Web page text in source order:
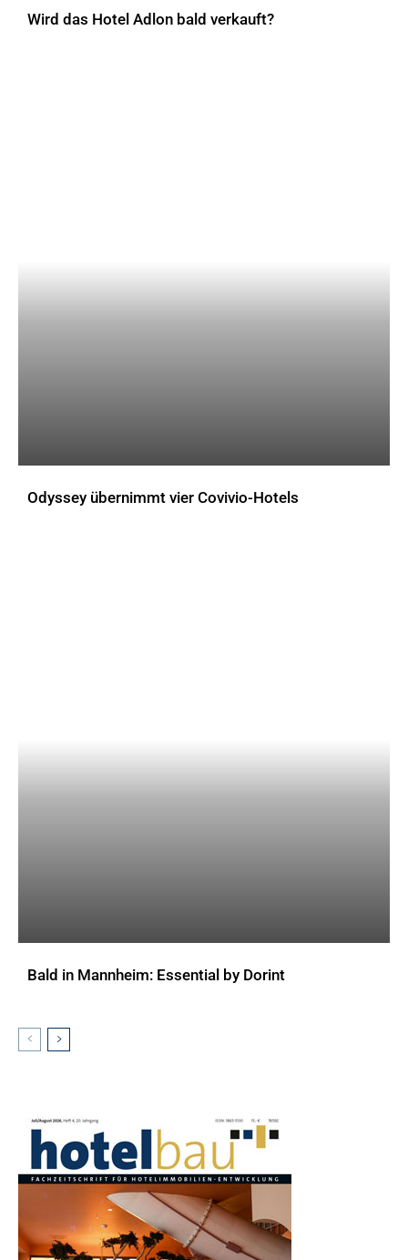
Wird das Hotel Adlon bald verkauft?
Odyssey übernimmt vier Covivio-Hotels
Bald in Mannheim: Essential by Dorint